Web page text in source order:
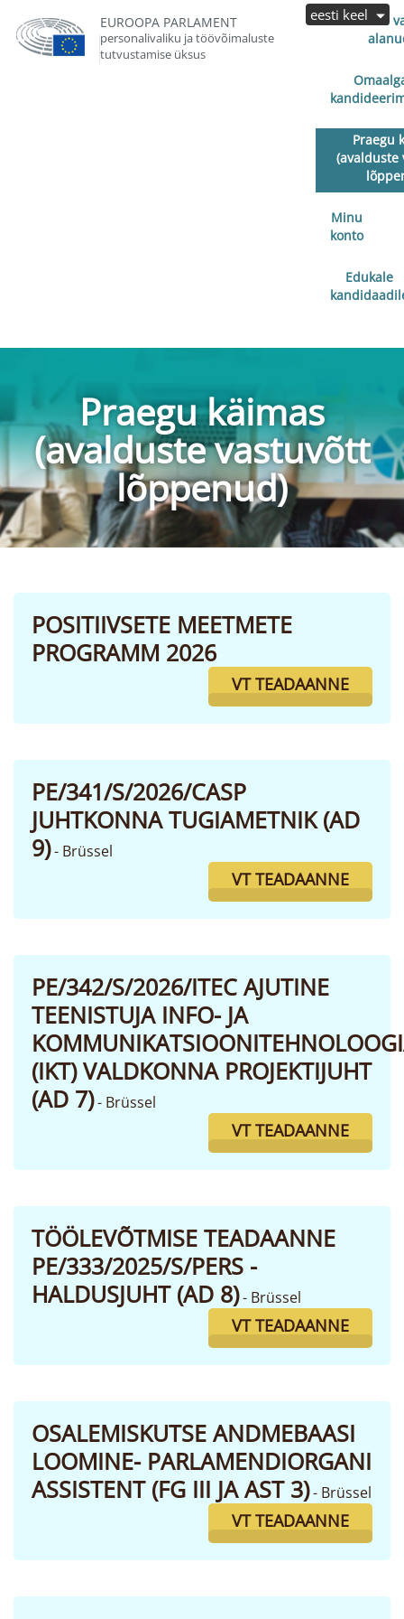
EUROOPA PARLAMENT
personalivaliku ja töövõimaluste
tutvustamise üksus
Avalduste
Praegu
(avalduste
Minu
konto
Edukale
eesti keel
Praegu käimas
(avalduste vastuvõtt
lõppenud)
POSITIIVSETE MEETMETE
PROGRAMM 2026
VT TEADAANNE
PE/341/S/2026/CASP
JUHTKONNA TUGIAMETNIK (AD
9)- Brüssel
VT TEADAANNE
PE/342/S/2026/ITEC AJUTINE
TEENISTUJA INFO- JA
(IKT) VALDKONNA PROJEKTIJUHT
(AD 7)- Brüssel
VT TEADAANNE
TÖÖLEVÕTMISE TEADAANNE
PE/333/2025/S/PERS -
HALDUSJUHT (AD 8)- Brüssel
VT TEADAANNE
OSALEMISKUTSE ANDMEBAASI
LOOMINE- PARLAMENDIORGANI
ASSISTENT (FG III JA AST 3)- Brüssel
VT TEADAANNE